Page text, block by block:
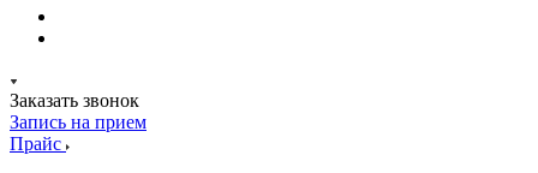
Заказать звонок
Запись на прием
Прайс